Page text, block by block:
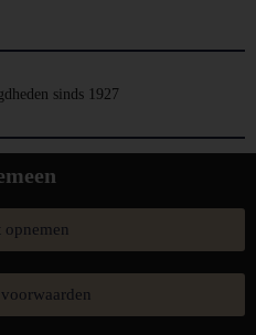
sinds 1927
opnemen